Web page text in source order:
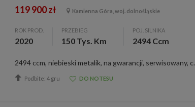
119 900 zł Kamienna Góra, woj. dolnośląskie
ROK PROD.
2020
PRZEBIEG
150 Tys. Km
POJ. SILNIKA
2494 Ccm
Podbite: 4 gru DO NOTESU